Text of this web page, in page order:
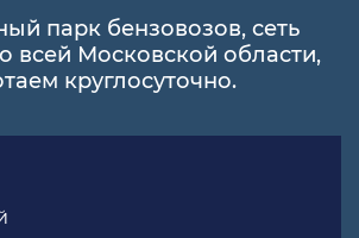
парк бензовозов, сеть
всей Московской области,
круглосуточно.